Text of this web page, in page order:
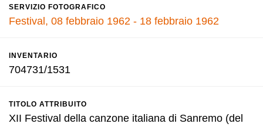
SERVIZIO FOTOGRAFICO
Festival, 08 febbraio 1962 - 18 febbraio 1962
INVENTARIO
704731/1531
TITOLO ATTRIBUITO
XII Festival della canzone italiana di Sanremo (del